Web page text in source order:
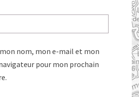
nom, mon e-mail et mon
pour mon prochain